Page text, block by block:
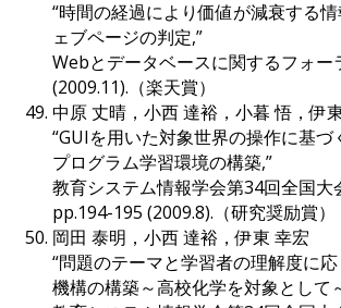
“時間の経過により価値が減衰する
ェブページの判定,”
Webとデータベースに関するフォー
(2009.11).（楽天賞）
中原 丈晴，小西 達裕，小暮 悟，伊
“GUIを用いた対象世界の操作に基づ
プログラム学習環境の構築,”
教育システム情報学会第34回全国大
pp.194-195 (2009.8).（研究奨励賞）
岡田 泰明，小西 達裕，伊東 幸宏
“問題のテーマと学習者の理解度に
機構の構築～高校化学を対象として